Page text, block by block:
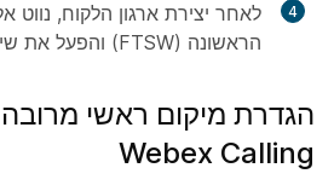
לאחר יצירת ארגון הלקוח,
הראשונה (FTSW) והפעל את שירות המופע הייעודי.
הגדרת מיקום ראשי מרובה
Webex Calling